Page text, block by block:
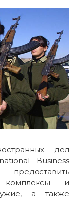
дел
Business
комплексы и
а также